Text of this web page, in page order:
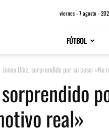
viernes - 7 agosto -
FÚTBOL
Jonay Díaz, sorprendido por su cese:
real»